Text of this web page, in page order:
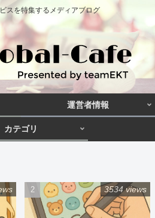
スを特集するメディアブログ
運営者情報
カテゴリ
3534 views